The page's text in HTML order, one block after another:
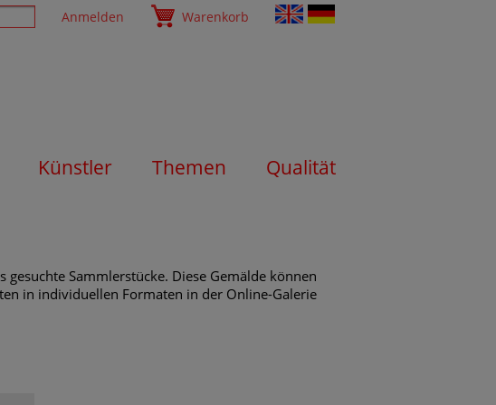
Anmelden Warenkorb
Künstler Themen Qualität
Sammlerstücke. Diese Gemälde können
in individuellen Formaten in der Online-Galerie